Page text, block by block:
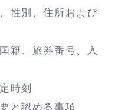
性別、住所および
籍、旅券番号、入
時刻
と認める事項